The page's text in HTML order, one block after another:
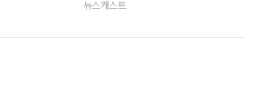
뉴스캐스트